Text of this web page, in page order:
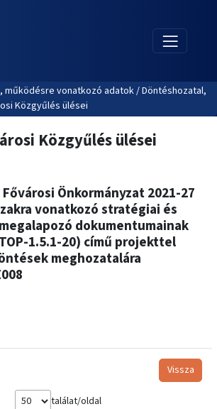
működésre vonatkozó adatok / Döntéshozatal,
Közgyűlés ülései
Közgyűlés ülései
Önkormányzat 2021-27
vonatkozó stratégiai és
dokumentumainak
1.5.1-20) című projekttel
meghozatalára
Vissza
találat/oldal